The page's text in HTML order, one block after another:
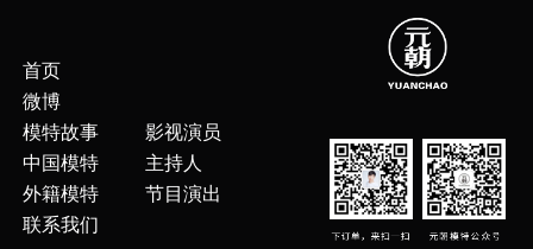
首页
微博
模特故事
中国模特
外籍模特
联系我们
影视演员
主持人
节目演出